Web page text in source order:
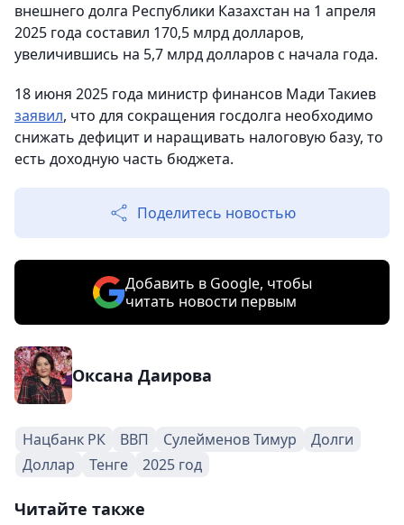
внешнего долга Республики Казахстан на 1 апреля
2025 года составил 170,5 млрд долларов,
увеличившись на 5,7 млрд долларов с начала года.
18 июня 2025 года министр финансов Мади Такиев
заявил, что для сокращения госдолга необходимо
снижать дефицит и наращивать налоговую базу, то
есть доходную часть бюджета.
Поделитесь новостью
Добавить в Google, чтобы
читать новости первым
Оксана Даирова
Нацбанк РК ВВП Сулейменов Тимур
Долги
Доллар
Тенге 2025 год
Читайте также